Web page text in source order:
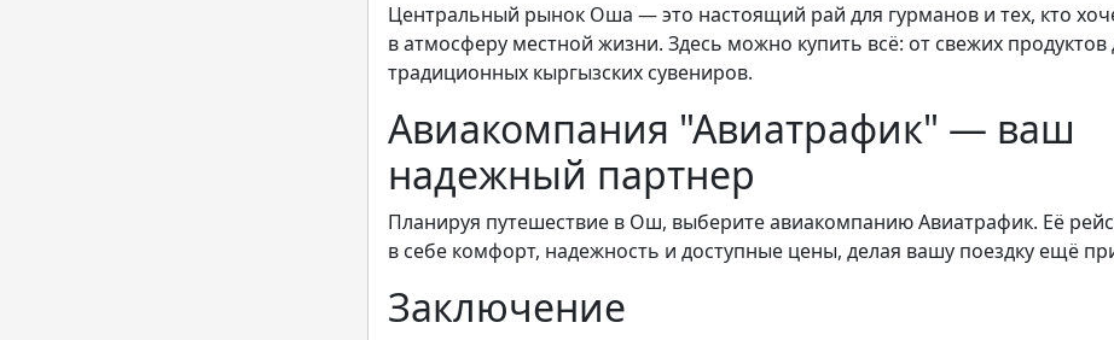
Центральный рынок Оша — это настоящий рай для гурманов и тех, кто
в атмосферу местной жизни. Здесь можно купить всё: от свежих продуктов
традиционных кыргызских сувениров.
Авиакомпания "Авиатрафик" — ваш
надежный партнер
Планируя путешествие в Ош, выберите авиакомпанию Авиатрафик. Её
в себе комфорт, надежность и доступные цены, делая вашу поездку ещё
Заключение